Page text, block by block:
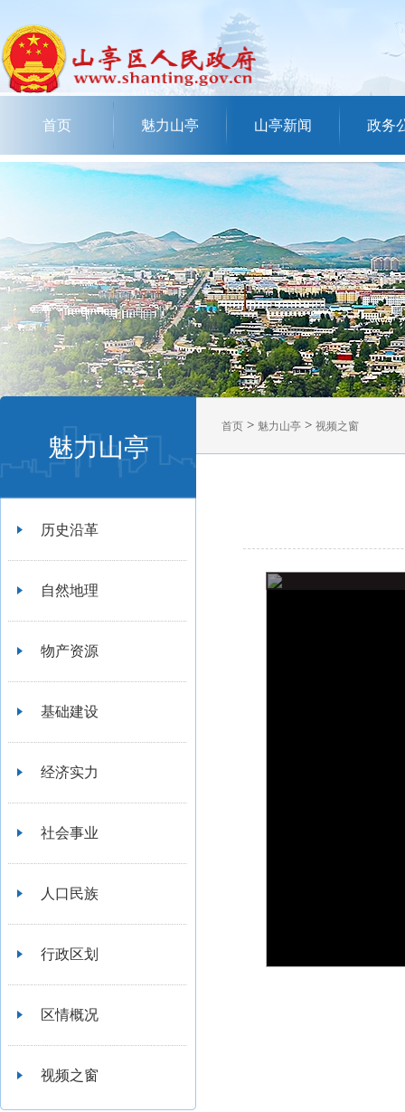
首页 魅力山亭 山亭新闻 政务
魅力山亭
历史沿革
自然地理
物产资源
基础建设
经济实力
社会事业
人口民族
行政区划
区情概况
视频之窗
首页 > 魅力山亭 > 视频之窗